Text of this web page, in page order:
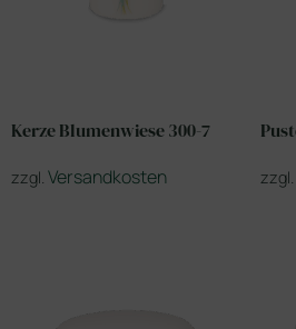
Kerze Blumenwiese 300-7
zzgl. Versandkosten zzgl.